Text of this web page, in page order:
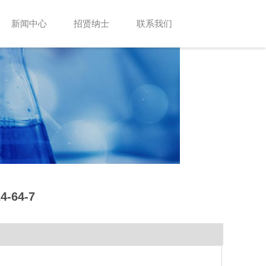
新闻中心 招贤纳士 联系我们
64-7